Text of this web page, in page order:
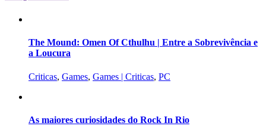
The Mound: Omen Of Cthulhu | Entre a Sobrevivência e
a Loucura
Criticas, Games, Games | Criticas, PC
As maiores curiosidades do Rock In Rio